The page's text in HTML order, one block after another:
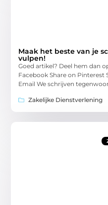
Maak het beste van je
vulpen!
Goed artikel? Deel hem dan
Facebook Share on Pinterest
Email We schrijven
Zakelijke Dienstverlening